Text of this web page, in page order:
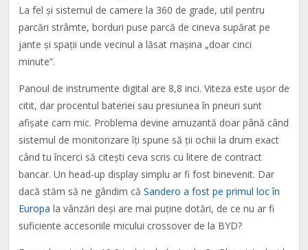
La fel și sistemul de camere la 360 de grade, util pentru
parcări strâmte, borduri puse parcă de cineva supărat pe
jante și spații unde vecinul a lăsat mașina „doar cinci
minute”.
Panoul de instrumente digital are 8,8 inci. Viteza este ușor de
citit, dar procentul bateriei sau presiunea în pneuri sunt
afișate cam mic. Problema devine amuzantă doar până când
sistemul de monitorizare îți spune să ții ochii la drum exact
când tu încerci să citești ceva scris cu litere de contract
bancar. Un head-up display simplu ar fi fost binevenit. Dar
dacă stăm să ne gândim că Sandero a fost pe primul loc în
Europa la vânzări deși are mai puține dotări, de ce nu ar fi
suficiente accesoriile micului crossover de la BYD?